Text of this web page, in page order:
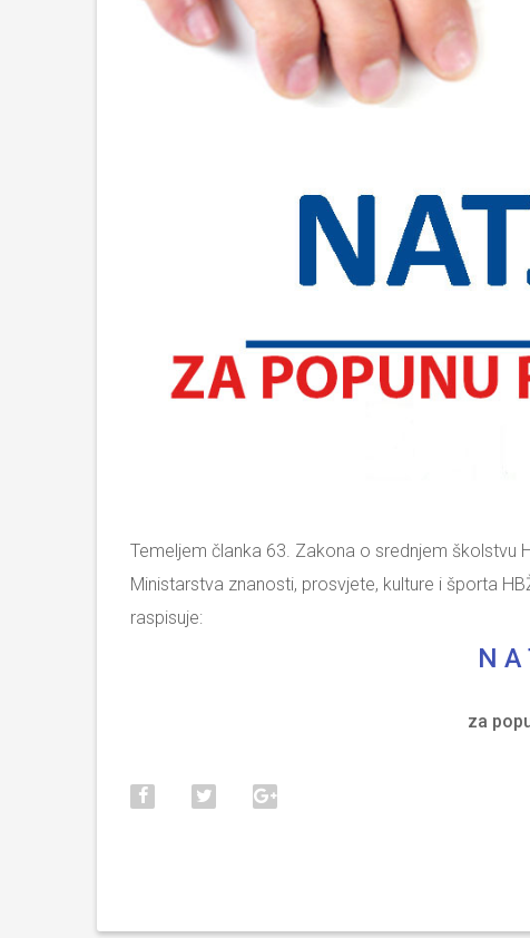
Temeljem članka 63. Zakona o srednjem školstvu
Ministarstva znanosti, prosvjete, kulture i športa
raspisuje:
N A
za
Upis